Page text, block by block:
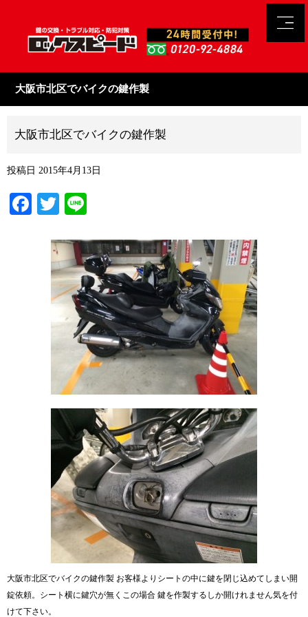
大阪市北区でバイクの鍵作製
大阪市北区でバイクの鍵作製
投稿日 2015年4月13日
Facebook
Twitter
大阪市北区でバイクの鍵作製 お客様よりシートの中に鍵を閉じ込めてしまい開
錠依頼。シート横に鍵穴が無くこの場合 鍵を作製するしか開けれません気を付
けて下さい。